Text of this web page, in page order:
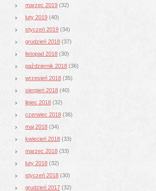
marzec 2019 (32)
luty 2019 (40)
styczeń 2019 (34)
grudzień 2018 (37)
listopad 2018 (30)
październik 2018 (36)
wrzesień 2018 (35)
sierpień 2018 (40)
lipiec 2018 (32)
czerwiec 2018 (36)
maj 2018 (34)
kwiecień 2018 (33)
marzec 2018 (33)
luty 2018 (32)
styczeń 2018 (30)
grudzień 2017 (32)